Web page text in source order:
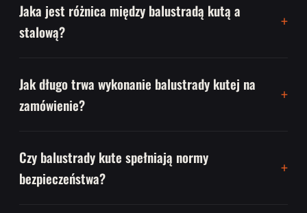
Jaka jest różnica między balustradą kutą a
stalową?
Jak długo trwa wykonanie balustrady kutej na
zamówienie?
Czy balustrady kute spełniają normy
bezpieczeństwa?